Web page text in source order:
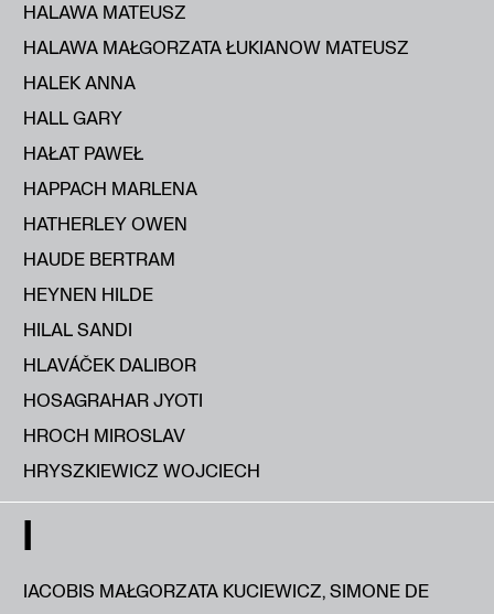
HALAWA MATEUSZ
HALAWA MAŁGORZATA ŁUKIANOW MATEUSZ
HALEK ANNA
HALL GARY
HAŁAT PAWEŁ
HAPPACH MARLENA
HATHERLEY OWEN
HAUDE BERTRAM
HEYNEN HILDE
HILAL SANDI
HLAVÁČEK DALIBOR
HOSAGRAHAR JYOTI
HROCH MIROSLAV
HRYSZKIEWICZ WOJCIECH
I
IACOBIS MAŁGORZATA KUCIEWICZ, SIMONE DE